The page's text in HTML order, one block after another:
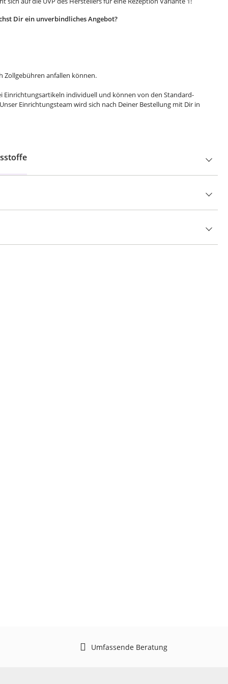
Dir ein unverbindliches Angebot?
Zollgebühren anfallen können.
Einrichtungsartikeln individuell und können von den Standard-
Einrichtungsteam wird sich nach Deiner Bestellung mit Dir in
Umfassende Beratung